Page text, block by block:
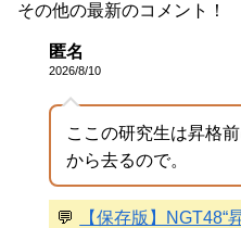
その他の最新のコメント！
匿名
2026/8/10
ここの研究生は昇格
から去るので。
💬
【保存版】